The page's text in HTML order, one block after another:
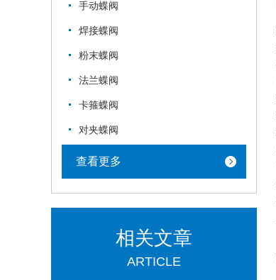
手动蝶阀
焊接蝶阀
粉末蝶阀
法兰蝶阀
卡箍蝶阀
对夹蝶阀
查看更多
相关文章
ARTICLE